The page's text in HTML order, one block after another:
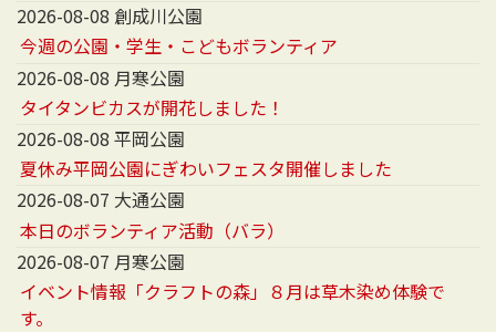
2026-08-08 創成川公園
今週の公園・学生・こどもボランティア
2026-08-08 月寒公園
タイタンビカスが開花しました！
2026-08-08 平岡公園
夏休み平岡公園にぎわいフェスタ開催しました
2026-08-07 大通公園
本日のボランティア活動（バラ）
2026-08-07 月寒公園
イベント情報「クラフトの森」８月は草木染め体験で
す。